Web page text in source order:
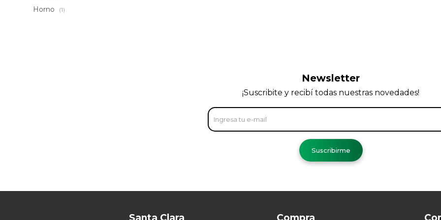
Horno (1)
Newsletter
¡Suscribite y recibí todas nuestras novedades!
Suscribirme